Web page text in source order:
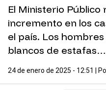
El Ministerio
incremento en los
el país. Los
blancos de estafas…
24 de enero de 2025 - 12:51 |